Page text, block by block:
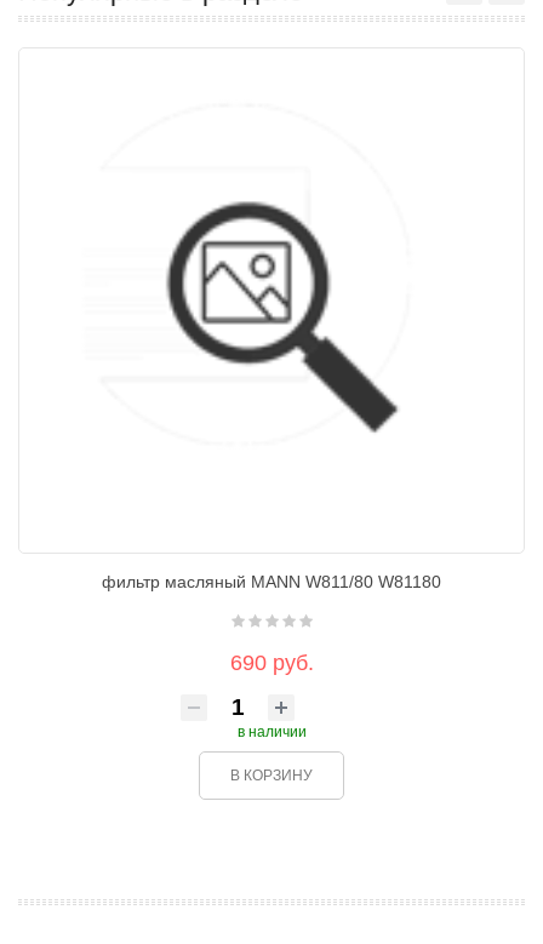
фильтр масляный MANN W811/80 W81180
690 руб.
в наличии
В КОРЗИНУ